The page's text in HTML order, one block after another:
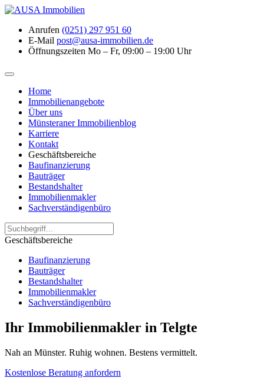
Anrufen (0251) 297 951 60
E-Mail post@ausa-immobilien.de
Öffnungszeiten Mo – Fr, 09:00 – 19:00 Uhr
Home
Immobilienangebote
Über uns
Münsteraner Immobilienblog
Karriere
Kontakt
Geschäftsbereiche
Baufinanzierung
Bauträger
Bestandshalter
Immobilienmakler
Sachverständigenbüro
Geschäftsbereiche
Baufinanzierung
Bauträger
Bestandshalter
Immobilienmakler
Sachverständigenbüro
Ihr Immobilienmakler in Telgte
Nah an Münster. Ruhig wohnen. Bestens vermittelt.
Kostenlose Beratung anfordern